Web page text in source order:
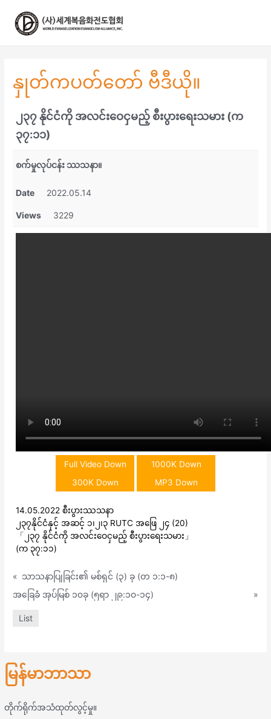
မြန်မာဘာသာ
တိုက်ရိုက်အသံထုတ်လွင့်မှု။
နှုတ်ကပတ်တော် ဗီဒီယို။
၂၃၇ နိုင်ငံကို အလင်းဝေငှမည့် စီးပွားရေးသမား (က
၃၇:၁၁)
စက်မှုလုပ်ငန်း ဿသနာ။
Date 2022.05.14
Views 3229
Full Video Down
1000K Down
300K Down
MP3 Down
14.05.2022 စီးပွားဿသနာ
၂၃၇နိုင်ငံနှင့် အဆင့် ၁၊၂၊၃ RUTC အဖြေ ၂၄ (20)
「၂၃၇ နိုင်ငံကို အလင်းဝေငှမည့် စီးပွားရေးသမား」
(က ၃၇:၁၁)
« သာသနာပြုခြင်း၏ မစ်ရှင် (၃) ခု (တ ၁:၁-၈)
အခြေခံ အုပ်မြစ် ၁၀ခု (၅ရာ ၂၉:၁၀-၁၄)
»
List